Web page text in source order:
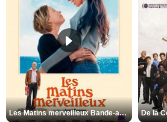
Les Matins merveilleux Bande-annonce VF